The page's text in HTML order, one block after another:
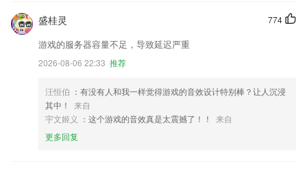
774
盛桂灵
游戏的服务器容量不足，导致延迟严重
2026-08-06 22:33 推荐
汪恒伯 ：有没有人和我一样觉得游戏的音效设计特别棒？让人沉浸
其中！
来自
宇文姬义 ：这个游戏的音效真是太震撼了！！
来自
更多回复